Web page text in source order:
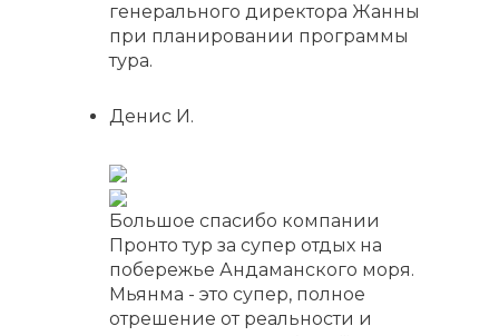
генерального директора Жанны
при планировании программы
тура.
Денис И.
Большое спасибо компании
Пронто тур за супер отдых на
побережье Андаманского моря.
Мьянма - это супер, полное
отрешение от реальности и